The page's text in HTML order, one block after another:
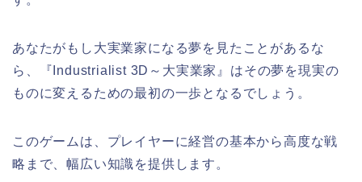
あなたがもし大実業家になる夢を見たことがあるな
ら、『Industrialist 3D～大実業家』はその夢を現実の
ものに変えるための最初の一歩となるでしょう。
このゲームは、プレイヤーに経営の基本から高度な戦
略まで、幅広い知識を提供します。